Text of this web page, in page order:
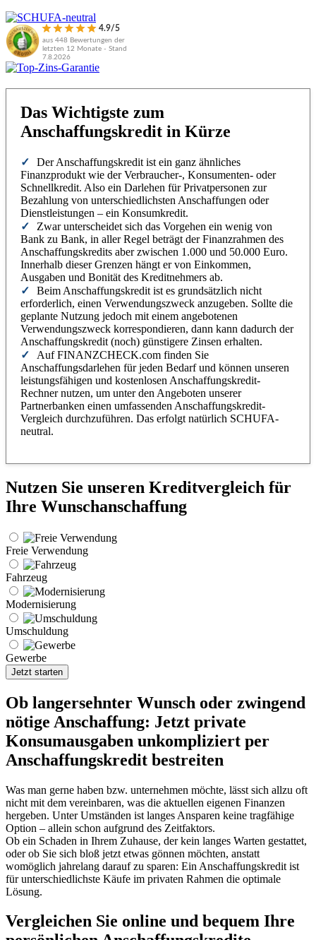
4.9/5
aus 448 Bewertungen der
letzten 12 Monate - Stand
7.8.2026
Das Wichtigste zum
Anschaffungskredit in Kürze
Der Anschaffungskredit ist ein ganz ähnliches
Finanzprodukt wie der Verbraucher-, Konsumenten- oder
Schnellkredit. Also ein Darlehen für Privatpersonen zur
Bezahlung von unterschiedlichsten Anschaffungen oder
Dienstleistungen – ein Konsumkredit.
Zwar unterscheidet sich das Vorgehen ein wenig von
Bank zu Bank, in aller Regel beträgt der Finanzrahmen des
Anschaffungskredits aber zwischen 1.000 und 50.000 Euro.
Innerhalb dieser Grenzen hängt er von Einkommen,
Ausgaben und Bonität des Kreditnehmers ab.
Beim Anschaffungskredit ist es grundsätzlich nicht
erforderlich, einen Verwendungszweck anzugeben. Sollte die
geplante Nutzung jedoch mit einem angebotenen
Verwendungszweck korrespondieren, dann kann dadurch der
Anschaffungskredit (noch) günstigere Zinsen erhalten.
Auf FINANZCHECK.com finden Sie
Anschaffungsdarlehen für jeden Bedarf und können unseren
leistungsfähigen und kostenlosen Anschaffungskredit-
Rechner nutzen, um unter den Angeboten unserer
Partnerbanken einen umfassenden Anschaffungskredit-
Vergleich durchzuführen. Das erfolgt natürlich SCHUFA-
neutral.
Nutzen Sie unseren Kreditvergleich für
Ihre Wunschanschaffung
Freie Verwendung
Fahrzeug
Modernisierung
Umschuldung
Gewerbe
Ob langersehnter Wunsch oder zwingend
nötige Anschaffung: Jetzt private
Konsumausgaben unkompliziert per
Anschaffungskredit bestreiten
Was man gerne haben bzw. unternehmen möchte, lässt sich allzu oft
nicht mit dem vereinbaren, was die aktuellen eigenen Finanzen
hergeben. Unter Umständen ist langes Ansparen keine tragfähige
Option – allein schon aufgrund des Zeitfaktors.
Ob ein Schaden in Ihrem Zuhause, der kein langes Warten gestattet,
oder ob Sie sich bloß jetzt etwas gönnen möchten, anstatt
womöglich jahrelang darauf zu sparen: Ein Anschaffungskredit ist
für unterschiedlichste Käufe im privaten Rahmen die optimale
Lösung.
Vergleichen Sie online und bequem Ihre